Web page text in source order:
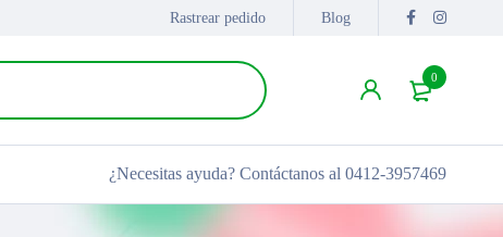
Rastrear pedido Blog
0
¿Necesitas ayuda? Contáctanos al 0412-3957469